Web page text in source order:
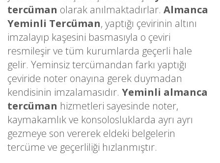
tercüman olarak anılmaktadırlar. Almanca
Yeminli Tercüman, yaptığı çevirinin altını
imzalayıp kaşesini basmasıyla o çeviri
resmileşir ve tüm kurumlarda geçerli hale
gelir. Yeminsiz tercümandan farkı yaptığı
çeviride noter onayına gerek duymadan
kendisinin imzalamasıdır. Yeminli almanca
tercüman hizmetleri sayesinde noter,
kaymakamlık ve konsolosluklarda ayrı ayrı
gezmeye son vererek eldeki belgelerin
tercüme ve geçerliliği hızlanmıştır.